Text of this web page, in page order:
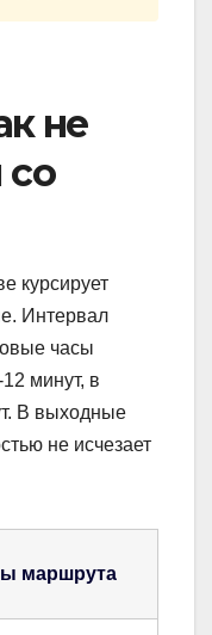
не
со
курсирует
Интервал
часы
минут, в
В выходные
не исчезает
маршрута